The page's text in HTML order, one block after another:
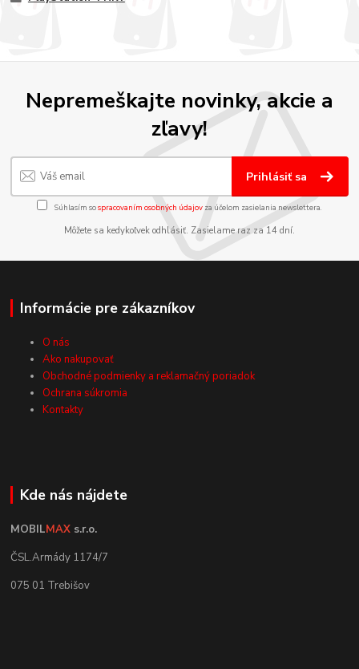
Nepremeškajte novinky, akcie a
zľavy!
Prihlásiť sa
Súhlasím sospracovaním osobných údajov za účelom zasielania newslettera.
Môžete sa kedykoľvek odhlásiť. Zasielame raz za 14 dní.
Informácie pre zákazníkov
O nás
Ako nakupovať
Obchodné podmienky a reklamačný poriadok
Ochrana súkromia
Kontakty
Kde nás nájdete
MOBILMAX s.r.o.
ČSL.Armády 1174/7
075 01 Trebišov